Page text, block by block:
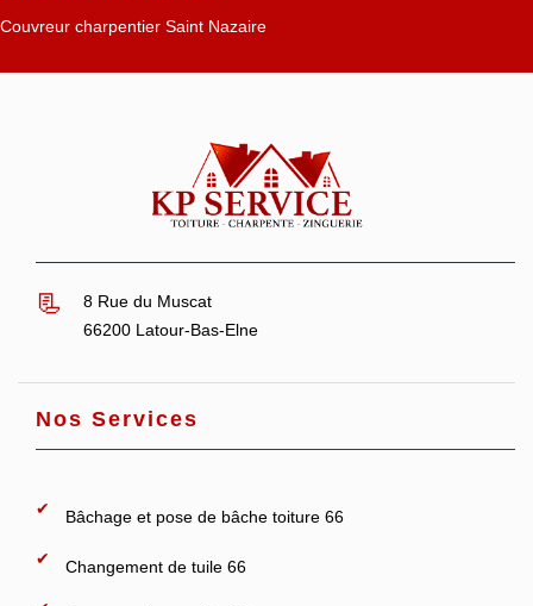
Couvreur charpentier Saint Nazaire
8 Rue du Muscat
66200 Latour-Bas-Elne
Nos Services
Bâchage et pose de bâche toiture 66
Changement de tuile 66